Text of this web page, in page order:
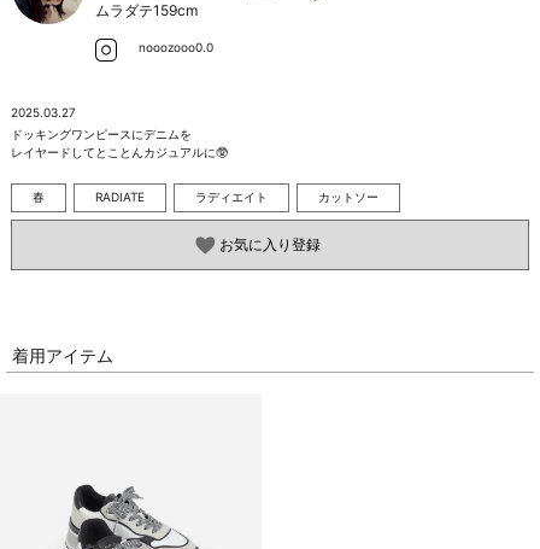
ムラダテ159cm
nooozooo0.0
2025.03.27
ドッキングワンピースにデニムを
レイヤードしてとことんカジュアルに🥸
春 RADIATE ラディエイト カットソー
お気に入り登録
着用アイテム